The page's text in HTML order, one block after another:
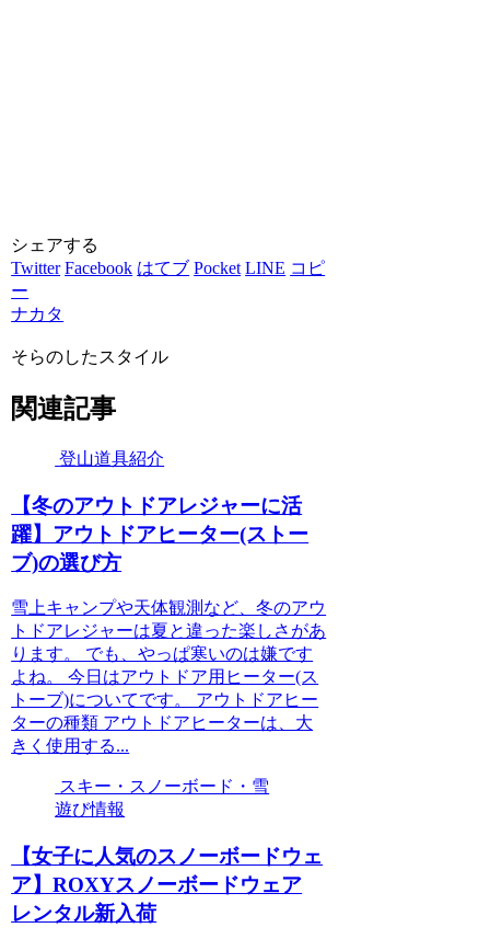
シェアする
Twitter Facebook はてブ Pocket LINE コピ
ー
ナカタ
そらのしたスタイル
関連記事
登山道具紹介
【冬のアウトドアレジャーに活
躍】アウトドアヒーター(ストー
ブ)の選び方
雪上キャンプや天体観測など、冬のアウ
トドアレジャーは夏と違った楽しさがあ
ります。 でも、やっぱ寒いのは嫌です
よね。 今日はアウトドア用ヒーター(ス
トーブ)についてです。 アウトドアヒー
ターの種類 アウトドアヒーターは、大
きく使用する...
スキー・スノーボード・雪
遊び情報
【女子に人気のスノーボードウェ
ア】ROXYスノーボードウェア
レンタル新入荷